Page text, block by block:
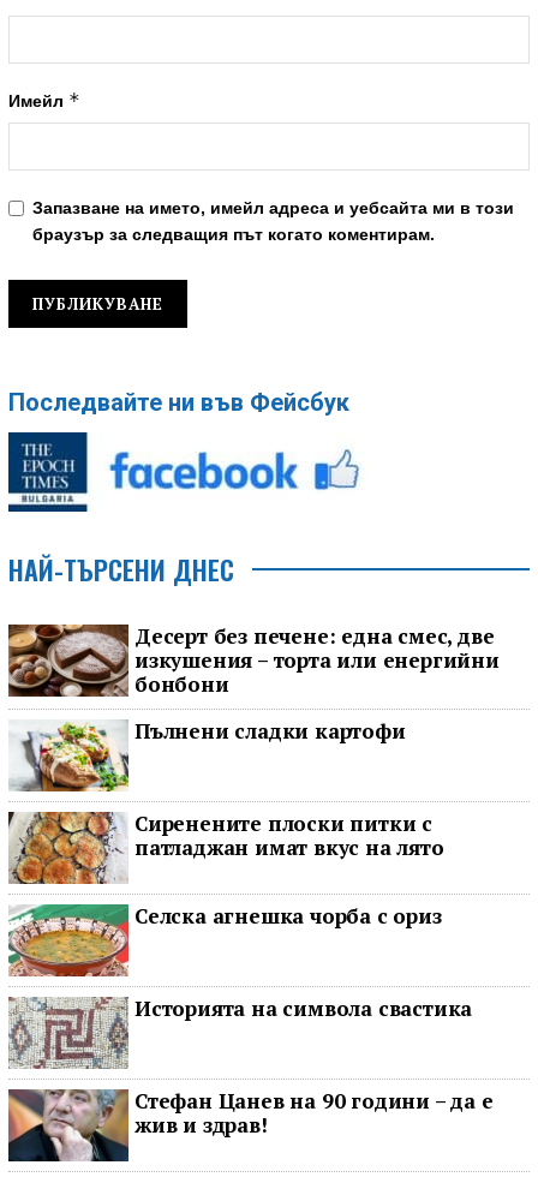
Имейл *
Запазване на името, имейл адреса и уебсайта ми в този
браузър за следващия път когато коментирам.
Последвайте ни във Фейсбук
НАЙ-ТЪРСЕНИ ДНЕС
Десерт без печене: една смес, две
изкушения – торта или енергийни
бонбони
Пълнени сладки картофи
Сиренените плоски питки с
патладжан имат вкус на лято
Селска агнешка чорба с ориз
Историята на символа свастика
Стефан Цанев на 90 години – да е
жив и здрав!